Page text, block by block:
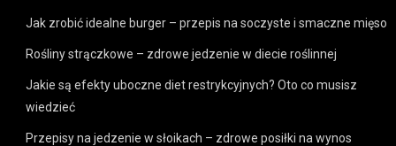
Jak zrobić idealne burger – przepis na soczyste i smaczne mięso
Rośliny strączkowe – zdrowe jedzenie w diecie roślinnej
Jakie są efekty uboczne diet restrykcyjnych? Oto co musisz
wiedzieć
Przepisy na jedzenie w słoikach – zdrowe posiłki na wynos